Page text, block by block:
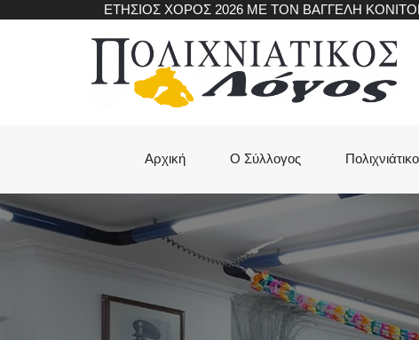
ΕΤΗΣΙΟΣ ΧΟΡΟΣ 2026 ΜΕ ΤΟΝ ΒΑΓΓΕΛΗ
navigation
Αρχική Ο Σύλλογος